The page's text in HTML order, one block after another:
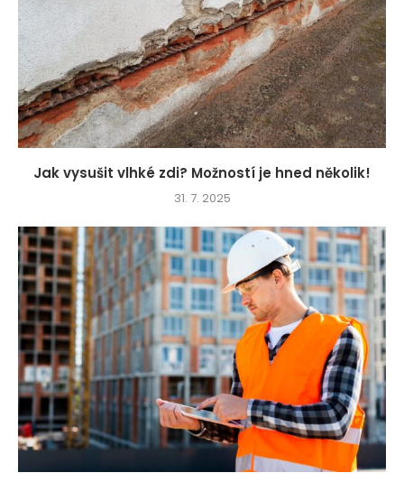
Jak vysušit vlhké zdi? Možností je hned několik!
31. 7. 2025